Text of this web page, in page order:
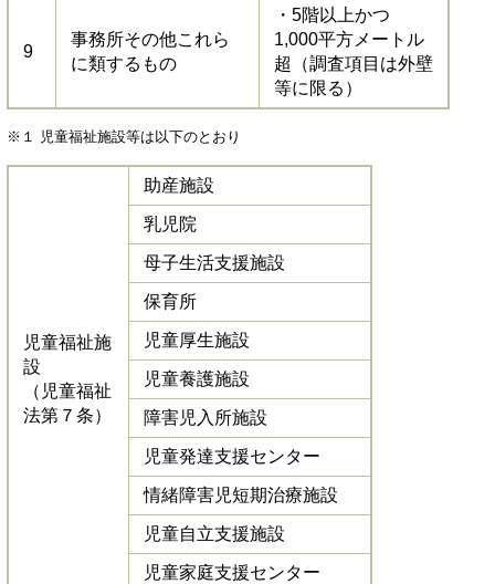
9
事務所その他これら
に類するもの
・5階以上かつ
1,000平方メートル
超（調査項目は外壁
等に限る）
※１ 児童福祉施設等は以下のとおり
児童福祉施
設
（児童福祉
法第７条）
助産施設
乳児院
母子生活支援施設
保育所
児童厚生施設
児童養護施設
障害児入所施設
児童発達支援センター
情緒障害児短期治療施設
児童自立支援施設
児童家庭支援センター